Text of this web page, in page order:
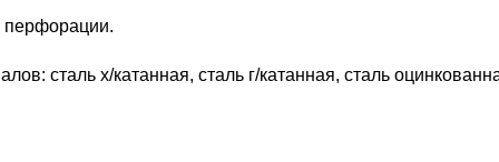
перфорации.
сталь х/катанная, сталь г/катанная, сталь